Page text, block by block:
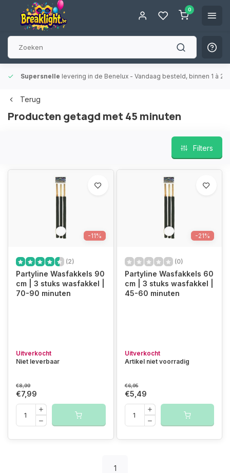
0
Supersnelle levering in de Benelux - Vandaag besteld, binnen 1 à 2
Terug
Producten getagd met 45 minuten
Filters
-11%
(2)
Partyline Wasfakkels 90
cm | 3 stuks wasfakkel |
70-90 minuten
Uitverkocht
Niet leverbaar
€8,99
€7,99
-21%
(0)
Partyline Wasfakkels 60
cm | 3 stuks wasfakkel |
45-60 minuten
Uitverkocht
Artikel niet voorradig
€6,95
€5,49
1